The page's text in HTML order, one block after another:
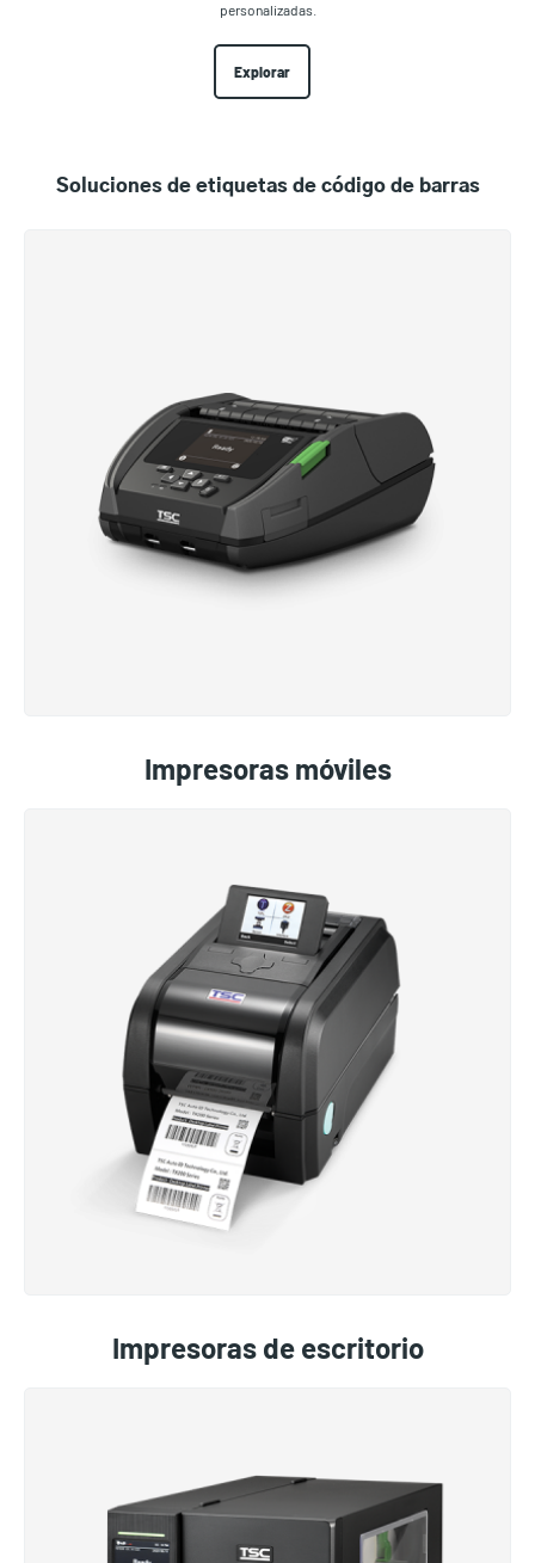
personalizadas.
Explorar
Soluciones de etiquetas de código de barras
Impresoras móviles
Impresoras de escritorio